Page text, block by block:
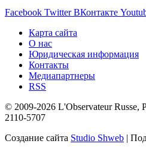
Facebook Twitter ВКонтакте
Карта сайта
О нас
Юридическая информация
Контакты
Медиапартнеры
RSS
© 2009-2026 L'Observateur Russe,
2110-5707
Создание сайта Studio Shweb |